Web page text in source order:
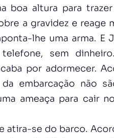
boa altura para trazer
a gravidez e reage
lhe uma arma. E
sem
por adormecer.
embarcação não
ameaça para cair
atira-se do barco.